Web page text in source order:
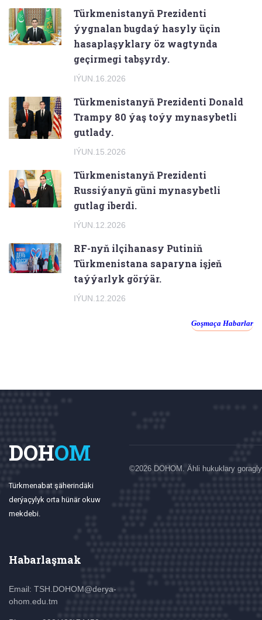
Türkmenistanyň Prezidenti
ýygnalan bugdaý hasyly üçin
hasaplaşyklary öz wagtynda
geçirmegi tabşyrdy.
IÝUN.16.2026
Türkmenistanyň Prezidenti Donald
Trampy 80 ýaş toýy mynasybetli
gutlady.
IÝUN.15.2026
Türkmenistanyň Prezidenti
Russiýanyň güni mynasybetli
gutlag iberdi.
IÝUN.12.2026
RF-nyň ilçihanasy Putiniň
Türkmenistana saparyna işjeň
taýýarlyk görýär.
IÝUN.12.2026
Goşmaça Habarlar
DOHOM
Türkmenabat şäherindäki
derýaçylyk orta hünär okuw
mekdebi.
Habarlaşmak
Email: TSH.DOHOM@derya-
ohom.edu.tm
©2026 DOHOM. Ähli hukuklary goragly